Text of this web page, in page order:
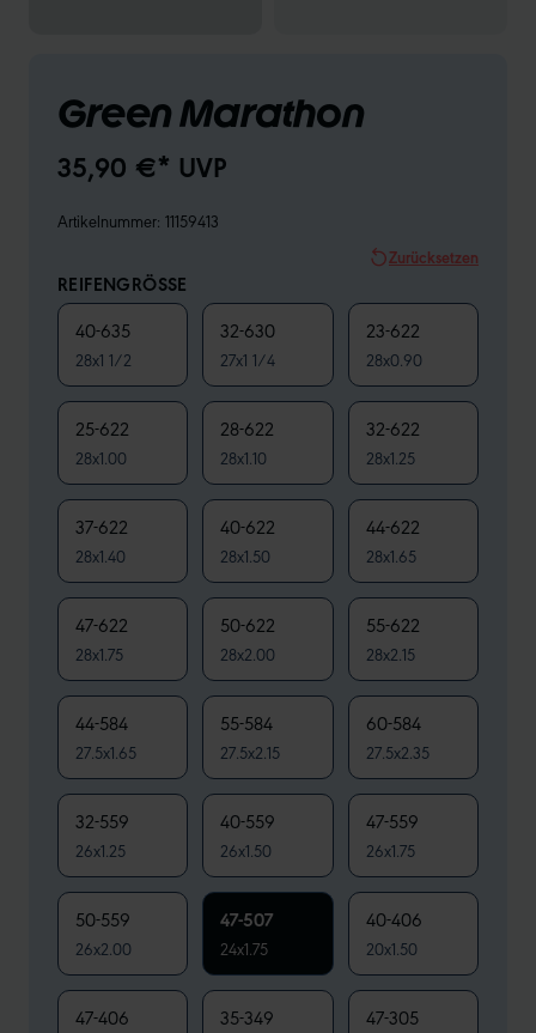
Green Marathon
35,90 €* UVP
Artikelnummer: 11159413
Zurücksetzen
REIFENGRÖSSE
40-635
28x1 1/2
32-630
27x1 1/4
23-622
28x0.90
25-622
28x1.00
28-622
28x1.10
32-622
28x1.25
37-622
28x1.40
40-622
28x1.50
44-622
28x1.65
47-622
28x1.75
50-622
28x2.00
55-622
28x2.15
44-584
27.5x1.65
55-584
27.5x2.15
60-584
27.5x2.35
32-559
26x1.25
40-559
26x1.50
47-559
26x1.75
50-559
26x2.00
47-507
24x1.75
40-406
20x1.50
47-406 35-349 47-305